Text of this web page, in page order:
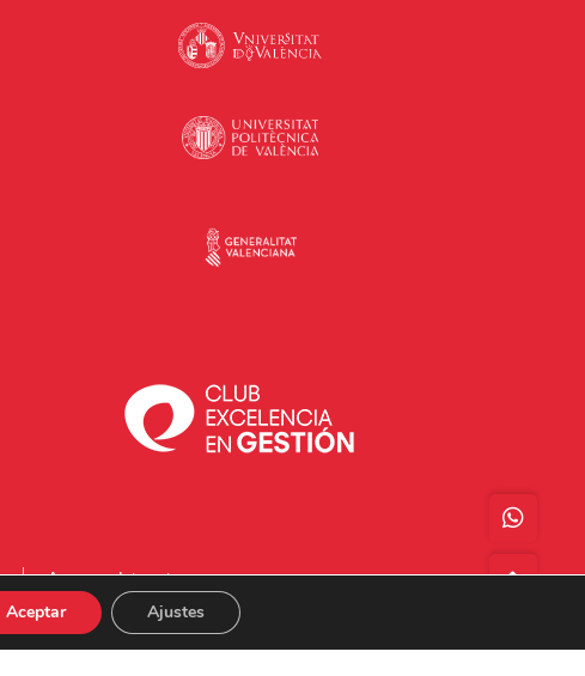
Acceso a Intranet
Aceptar Ajustes